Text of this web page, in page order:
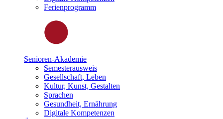
Ferienprogramm
Senioren-Akademie
Semesterausweis
Gesellschaft, Leben
Kultur, Kunst, Gestalten
Sprachen
Gesundheit, Ernährung
Digitale Kompetenzen